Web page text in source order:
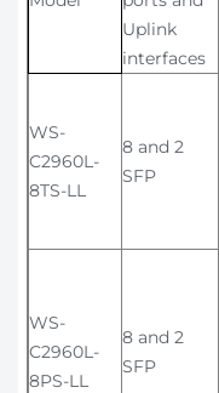
Uplink
interfaces
WS-
C2960L-
8TS-LL
8 and 2
SFP
WS-
C2960L-
8PS-LL
8 and 2
SFP